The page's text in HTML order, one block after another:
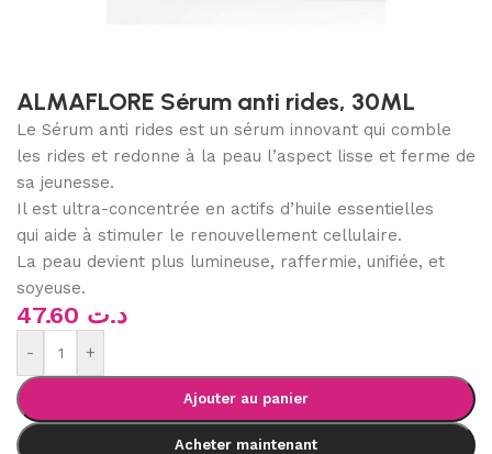
ALMAFLORE Sérum anti rides, 30ML
Le Sérum anti rides est un sérum innovant qui comble
les rides et redonne à la peau l’aspect lisse et ferme de
sa jeunesse.
Il est ultra-concentrée en actifs d’huile essentielles
qui aide à stimuler le renouvellement cellulaire.
La peau devient plus lumineuse, raffermie, unifiée, et
soyeuse.
د.ت
- +
Ajouter au panier
Acheter maintenant